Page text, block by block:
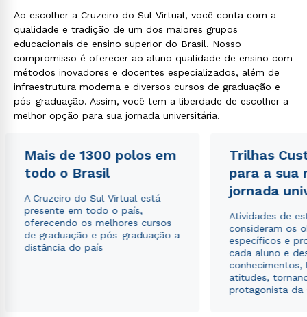
Ao escolher a Cruzeiro do Sul Virtual, você conta com a
qualidade e tradição de um dos maiores grupos
educacionais de ensino superior do Brasil. Nosso
compromisso é oferecer ao aluno qualidade de ensino com
métodos inovadores e docentes especializados, além de
infraestrutura moderna e diversos cursos de graduação e
pós-graduação. Assim, você tem a liberdade de escolher a
melhor opção para sua jornada universitária.
Mais de 1300 polos em
todo o Brasil
A Cruzeiro do Sul Virtual está
presente em todo o país,
oferecendo os melhores cursos
de graduação e pós-graduação a
distância do país
Trilhas
para a sua
jornada
Atividades de
consideram os
específicos e
cada aluno e
conhecimentos,
atitudes,
protagonista da